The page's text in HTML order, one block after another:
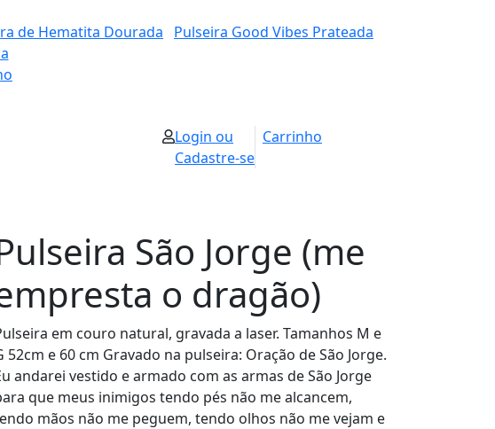
de Hematita Dourada
Pulseira Good Vibes Prateada
Login ou
Cadastre-se
Carrinho
São Jorge (me
o dragão)
em couro natural, gravada a laser. Tamanhos M e
52cm e 60 cm Gravado na pulseira: Oração de São Jorge.
andarei vestido e armado com as armas de São Jorge
que meus inimigos tendo pés não me alcancem,
mãos não me peguem, tendo olhos não me vejam e